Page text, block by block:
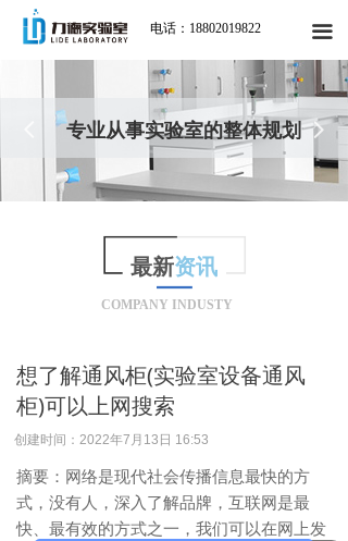
끀
专业从事实验室的整体规划 넲
电话：18802019822
想了解通风柜(实验室设备通风
柜)可以上网搜索
创建时间： 2022年7月13日 16:53
摘要：网络是现代社会传播信息最快的方
式，没有人，深入了解品牌，互联网是最
快、最有效的方式之一，我们可以在网上发
最新资讯
COMPANY INDUSTY